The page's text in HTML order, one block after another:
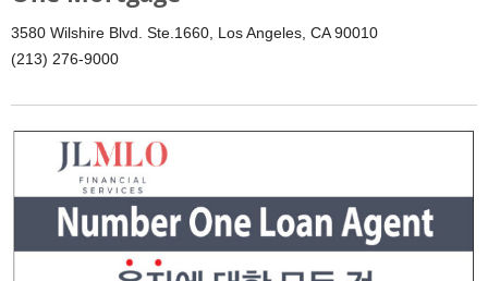
3580 Wilshire Blvd. Ste.1660, Los Angeles, CA 90010
(213) 276-9000